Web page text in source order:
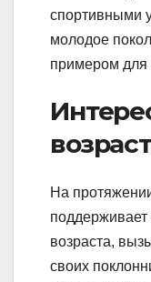
спортивными
молодое
примером для
На
поддерживает
возраста,
своих